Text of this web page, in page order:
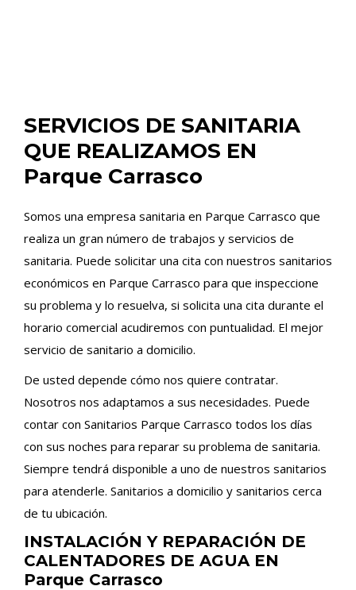
SERVICIOS DE SANITARIA
QUE REALIZAMOS EN
Parque Carrasco
Somos una empresa sanitaria en Parque Carrasco que
realiza un gran número de trabajos y servicios de
sanitaria. Puede solicitar una cita con nuestros sanitarios
económicos en Parque Carrasco para que inspeccione
su problema y lo resuelva, si solicita una cita durante el
horario comercial acudiremos con puntualidad. El mejor
servicio de sanitario a domicilio.
De usted depende cómo nos quiere contratar.
Nosotros nos adaptamos a sus necesidades. Puede
contar con Sanitarios Parque Carrasco todos los días
con sus noches para reparar su problema de sanitaria.
Siempre tendrá disponible a uno de nuestros sanitarios
para atenderle. Sanitarios a domicilio y sanitarios cerca
de tu ubicación.
INSTALACIÓN Y REPARACIÓN DE
CALENTADORES DE AGUA EN
Parque Carrasco